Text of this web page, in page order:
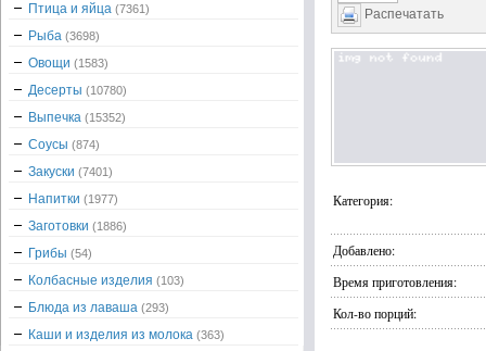
Распечатать
Категория:
Добавлено:
Время приготовления:
Кол-во порций:
Птица и яйца (7361)
Рыба (3698)
Овощи (1583)
Десерты (10780)
Выпечка (15352)
Соусы (874)
Закуски (7401)
Напитки (1977)
Заготовки (1886)
Грибы (54)
Колбасные изделия (103)
Блюда из лаваша (293)
Каши и изделия из молока (363)